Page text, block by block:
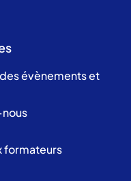
évènements et
formateurs